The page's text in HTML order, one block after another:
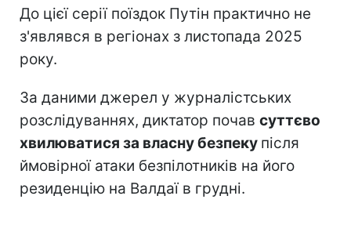
До цієї серії поїздок Путін практично не
з'являвся в регіонах з листопада 2025
року.
За даними джерел у журналістських
розслідуваннях, диктатор почав суттєво
хвилюватися за власну безпеку після
ймовірної атаки безпілотників на його
резиденцію на Валдаї в грудні.